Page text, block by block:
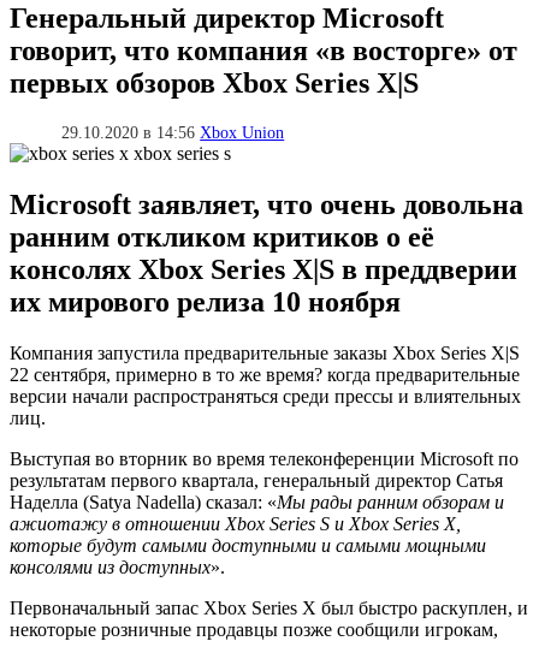
Генеральный директор Microsoft
говорит, что компания «в восторге» от
первых обзоров Xbox Series X|S
29.10.2020 в 14:56Xbox Union
Microsoft заявляет, что очень довольна
ранним откликом критиков о её
консолях Xbox Series X|S в преддверии
их мирового релиза 10 ноября
Компания запустила предварительные заказы Xbox Series X|S
22 сентября, примерно в то же время? когда предварительные
версии начали распространяться среди прессы и влиятельных
лиц.
Выступая во вторник во время телеконференции Microsoft по
результатам первого квартала, генеральный директор Сатья
Наделла (Satya Nadella) сказал: «Мы рады ранним обзорам и
ажиотажу в отношении Xbox Series S и Xbox Series X,
которые будут самыми доступными и самыми мощными
консолями из доступных».
Первоначальный запас Xbox Series X был быстро раскуплен, и
некоторые розничные продавцы позже сообщили игрокам,